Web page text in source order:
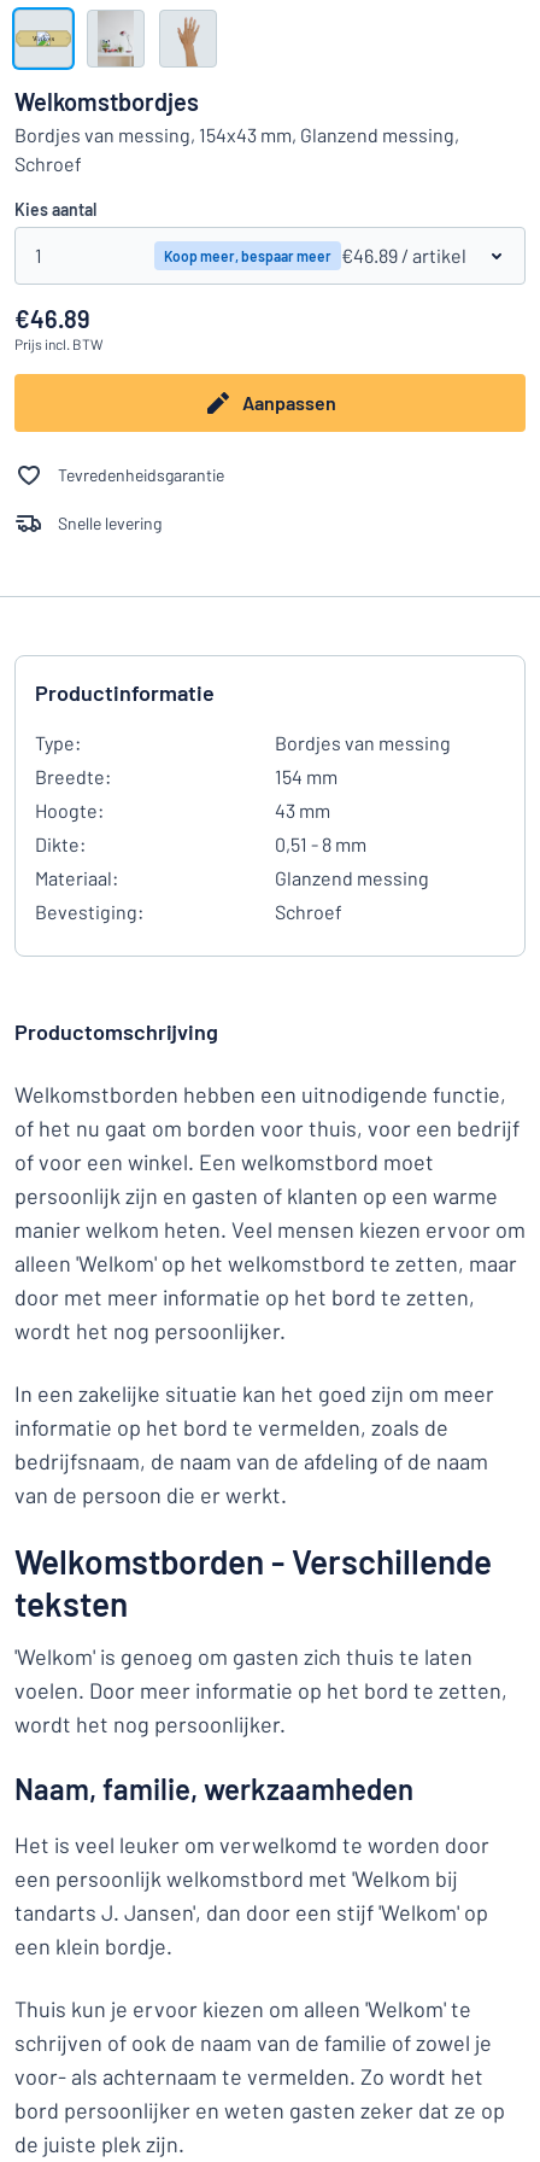
Kun je niet vinden wat je zoekt? Ontwerp uw bord hier
Toon alle categorieën
Inloggen
Bedrijf
Welkomstbordjes
Bordjes van messing, 154x43 mm, Glanzend messing,
Schroef
Kies aantal
1 Koop meer, bespaar meer €46.89 / artikel
€46.89
Prijs incl. BTW
Aanpassen
Tevredenheidsgarantie
Snelle levering
Productinformatie
Type:
Bordjes van messing
Breedte:
154 mm
Hoogte:
43 mm
Dikte:
0,51 - 8 mm
Materiaal:
Glanzend messing
Bevestiging:
Schroef
Productomschrijving
Welkomstborden hebben een uitnodigende functie,
of het nu gaat om borden voor thuis, voor een bedrijf
of voor een winkel. Een welkomstbord moet
persoonlijk zijn en gasten of klanten op een warme
manier welkom heten. Veel mensen kiezen ervoor om
alleen 'Welkom' op het welkomstbord te zetten, maar
door met meer informatie op het bord te zetten,
wordt het nog persoonlijker.
In een zakelijke situatie kan het goed zijn om meer
informatie op het bord te vermelden, zoals de
bedrijfsnaam, de naam van de afdeling of de naam
van de persoon die er werkt.
Welkomstborden - Verschillende
teksten
'Welkom' is genoeg om gasten zich thuis te laten
voelen. Door meer informatie op het bord te zetten,
wordt het nog persoonlijker.
Naam, familie, werkzaamheden
Het is veel leuker om verwelkomd te worden door
een persoonlijk welkomstbord met 'Welkom bij
tandarts J. Jansen', dan door een stijf 'Welkom' op
een klein bordje.
Thuis kun je ervoor kiezen om alleen 'Welkom' te
schrijven of ook de naam van de familie of zowel je
voor- als achternaam te vermelden. Zo wordt het
bord persoonlijker en weten gasten zeker dat ze op
de juiste plek zijn.